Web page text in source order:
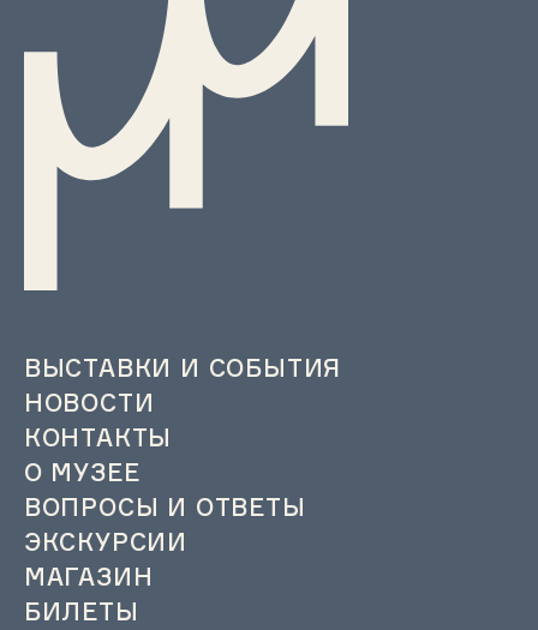
ВЫСТАВКИ И СОБЫТИЯ
НОВОСТИ
КОНТАКТЫ
О МУЗЕЕ
ВОПРОСЫ И ОТВЕТЫ
ЭКСКУРСИИ
МАГАЗИН
БИЛЕТЫ